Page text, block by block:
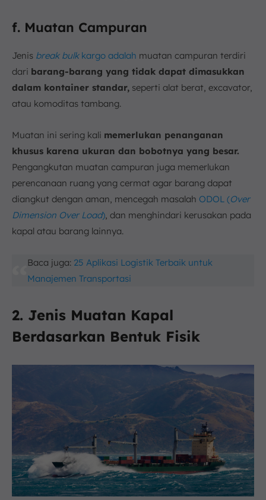
f. Muatan Campuran
Jenis break bulkkargo adalah muatan campuran terdiri
dari barang-barang yang tidak dapat dimasukkan
dalam kontainer standar, seperti alat berat, excavator,
atau komoditas tambang.
Muatan ini sering kali memerlukan penanganan
khusus karena ukuran dan bobotnya yang besar.
Pengangkutan muatan campuran juga memerlukan
perencanaan ruang yang cermat agar barang dapat
diangkut dengan aman, mencegah masalah ODOL (Over
Dimension Over Load), dan menghindari kerusakan pada
kapal atau barang lainnya.
Baca juga: 25 Aplikasi Logistik Terbaik untuk
Manajemen Transportasi
2. Jenis Muatan Kapal
Berdasarkan Bentuk Fisik